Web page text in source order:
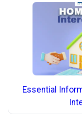
Essential